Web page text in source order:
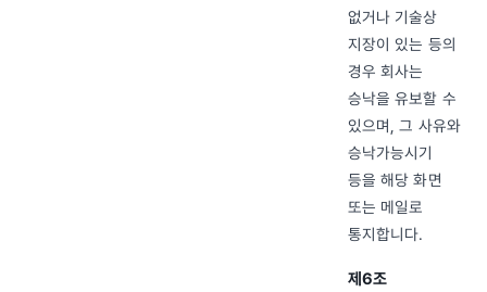
없거나 기술상
지장이 있는 등의
경우 회사는
승낙을 유보할 수
있으며, 그 사유와
승낙가능시기
등을 해당 화면
또는 메일로
통지합니다.
제6조